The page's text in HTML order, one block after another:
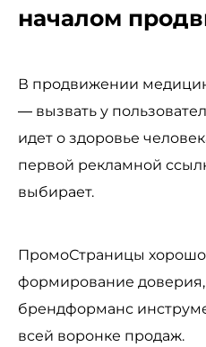
началом
В продвижении
— вызвать у
идет о здоровье
первой рекламной
выбирает.
ПромоСтраницы хорошо
формирование доверия,
брендформанс
всей воронке продаж.